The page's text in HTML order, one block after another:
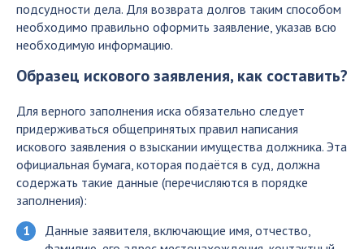
подсудности дела. Для возврата долгов таким способом
необходимо правильно оформить заявление, указав всю
необходимую информацию.
Образец искового заявления, как составить?
Для верного заполнения иска обязательно следует
придерживаться общепринятых правил написания
искового заявления о взыскании имущества должника. Эта
официальная бумага, которая подаётся в суд, должна
содержать такие данные (перечисляются в порядке
заполнения):
Данные заявителя, включающие имя, отчество,